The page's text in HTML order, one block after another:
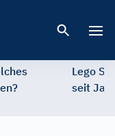
Lego
seit